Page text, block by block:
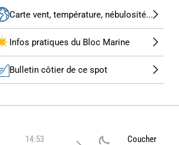
Carte vent, température, nébulosité...
Infos pratiques du Bloc Marine
Bulletin côtier de ce spot
14:53
Coucher